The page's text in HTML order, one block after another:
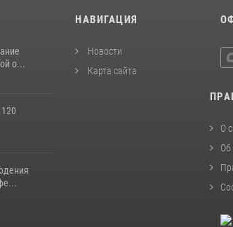
о...
НАВИГАЦИЯ
Новости
Карта сайта
О
Об